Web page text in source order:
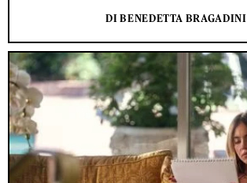
DI BENEDETTA BRAGADINI